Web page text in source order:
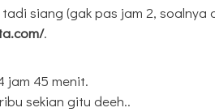
siang (gak pas jam 2,
.
jam 45 menit.
sekian gitu deeh..